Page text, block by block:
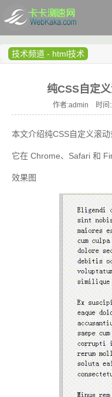
技术频道 - html技术
纯CSS自定
作者:admin 时间
本文介绍纯CSS自定义滚动
它在 Chrome、Safari 和
效果图